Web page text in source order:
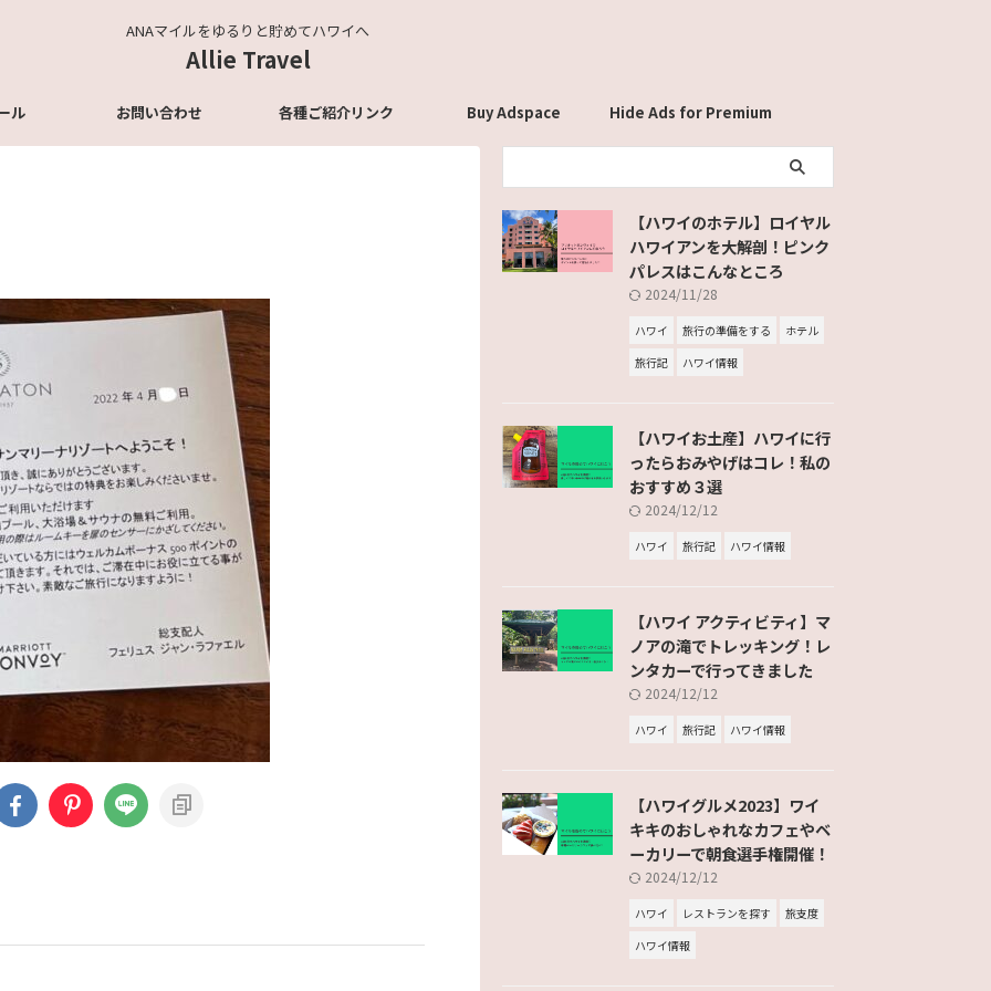
ANAマイルをゆるりと貯めてハワイへ
Allie Travel
ル お問い合わせ 各種ご紹介リンク Buy Adspace Hide Ads for Premium
【ハワイのホテル】ロイヤル
ハワイアンを大解剖！ピンク
パレスはこんなところ
2024/11/28
ハワイ 旅行の準備をする
ホテル
旅行記
ハワイ情報
【ハワイお土産】ハワイに行
ったらおみやげはコレ！私の
おすすめ３選
2024/12/12
ハワイ 旅行記 ハワイ情報
【ハワイ アクティビティ】マ
ノアの滝でトレッキング！レ
ンタカーで行ってきました
2024/12/12
ハワイ 旅行記 ハワイ情報
【ハワイグルメ2023】ワイ
キキのおしゃれなカフェやベ
ーカリーで朝食選手権開催！
2024/12/12
ハワイ レストランを探す
旅支度
ハワイ情報